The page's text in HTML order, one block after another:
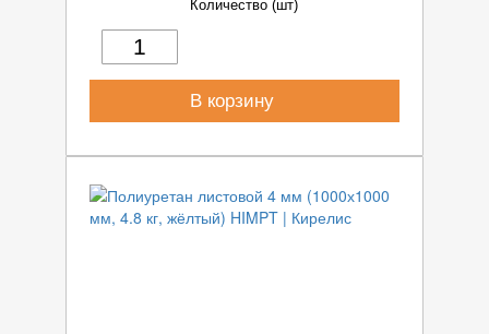
Количество (шт)
В корзину